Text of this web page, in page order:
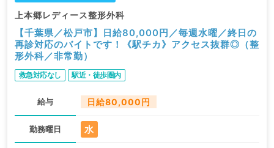
上本郷レディース整形外科
【千葉県／松戸市】日給80,000円／毎週水曜／終日の
再診対応のバイトです！《駅チカ》アクセス抜群◎（整
形外科／非常勤）
救急対応なし 駅近・徒歩圏内
給与 日給80,000円
勤務曜日 水